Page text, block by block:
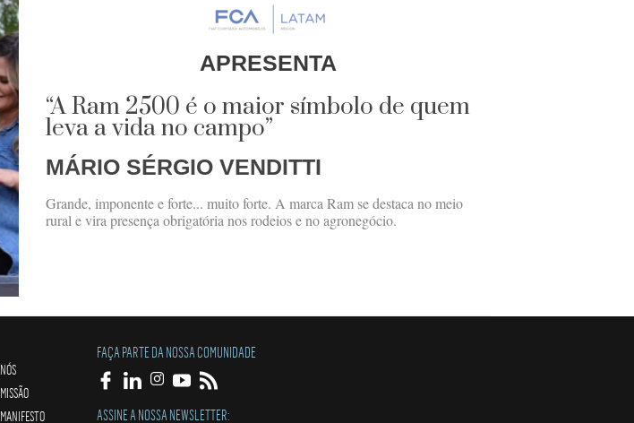
APRESENTA
“A Ram 2500 é o maior símbolo de quem
leva a vida no campo”
MÁRIO SÉRGIO VENDITTI
Grande, imponente e forte... muito forte. A marca Ram se destaca no meio
rural e vira presença obrigatória nos rodeios e no agronegócio.
NÓS
MISSÃO
MANIFESTO
FAÇA PARTE DA NOSSA COMUNIDADE
ASSINE A NOSSA NEWSLETTER: